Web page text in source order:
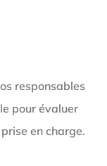
responsables
pour évaluer
en charge.